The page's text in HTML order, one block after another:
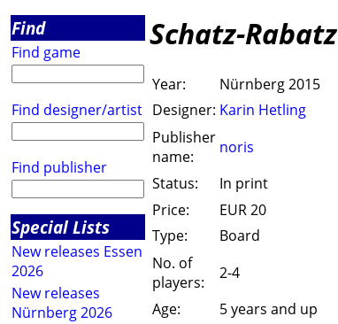
Find
Find game
Find designer/artist
Find publisher
Special Lists
New releases Essen
2026
New releases
Nürnberg 2026
Schatz-Rabatz
Year:
Nürnberg 2015
Designer: Karin Hetling
Publisher
name:
noris
Status:
In print
Price:
EUR 20
Type:
Board
No. of
players:
2-4
Age:
5 years and up